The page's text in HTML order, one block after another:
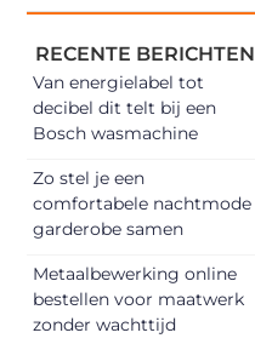
RECENTE BERICHTEN
Van energielabel tot
decibel dit telt bij een
Bosch wasmachine
Zo stel je een
comfortabele nachtmode
garderobe samen
Metaalbewerking online
bestellen voor maatwerk
zonder wachttijd